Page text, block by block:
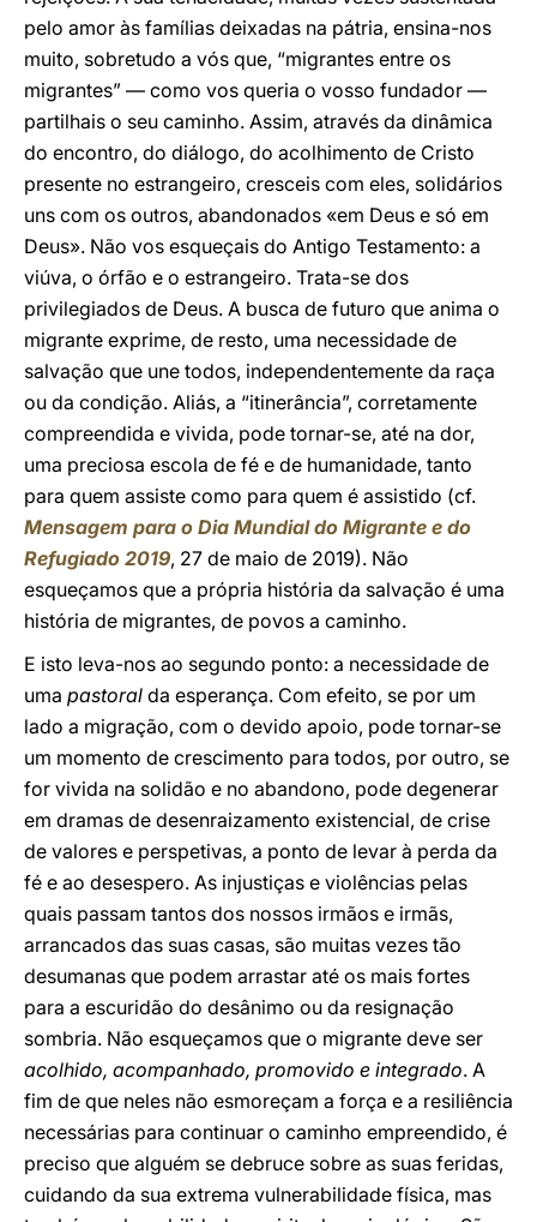
pelo amor às famílias deixadas na pátria, ensina-nos
muito, sobretudo a vós que, “migrantes entre os
migrantes” — como vos queria o vosso fundador —
partilhais o seu caminho. Assim, através da dinâmica
do encontro, do diálogo, do acolhimento de Cristo
presente no estrangeiro, cresceis com eles, solidários
uns com os outros, abandonados «em Deus e só em
Deus». Não vos esqueçais do Antigo Testamento: a
viúva, o órfão e o estrangeiro. Trata-se dos
privilegiados de Deus. A busca de futuro que anima o
migrante exprime, de resto, uma necessidade de
salvação que une todos, independentemente da raça
ou da condição. Aliás, a “itinerância”, corretamente
compreendida e vivida, pode tornar-se, até na dor,
uma preciosa escola de fé e de humanidade, tanto
para quem assiste como para quem é assistido (cf.
Mensagem para o Dia Mundial do Migrante e do
Refugiado 2019, 27 de maio de 2019). Não
esqueçamos que a própria história da salvação é uma
história de migrantes, de povos a caminho.
E isto leva-nos ao segundo ponto: a necessidade de
uma pastoral da esperança. Com efeito, se por um
lado a migração, com o devido apoio, pode tornar-se
um momento de crescimento para todos, por outro, se
for vivida na solidão e no abandono, pode degenerar
em dramas de desenraizamento existencial, de crise
de valores e perspetivas, a ponto de levar à perda da
fé e ao desespero. As injustiças e violências pelas
quais passam tantos dos nossos irmãos e irmãs,
arrancados das suas casas, são muitas vezes tão
desumanas que podem arrastar até os mais fortes
para a escuridão do desânimo ou da resignação
sombria. Não esqueçamos que o migrante deve ser
acolhido, acompanhado, promovido e integrado. A
fim de que neles não esmoreçam a força e a resiliência
necessárias para continuar o caminho empreendido, é
preciso que alguém se debruce sobre as suas feridas,
cuidando da sua extrema vulnerabilidade física, mas